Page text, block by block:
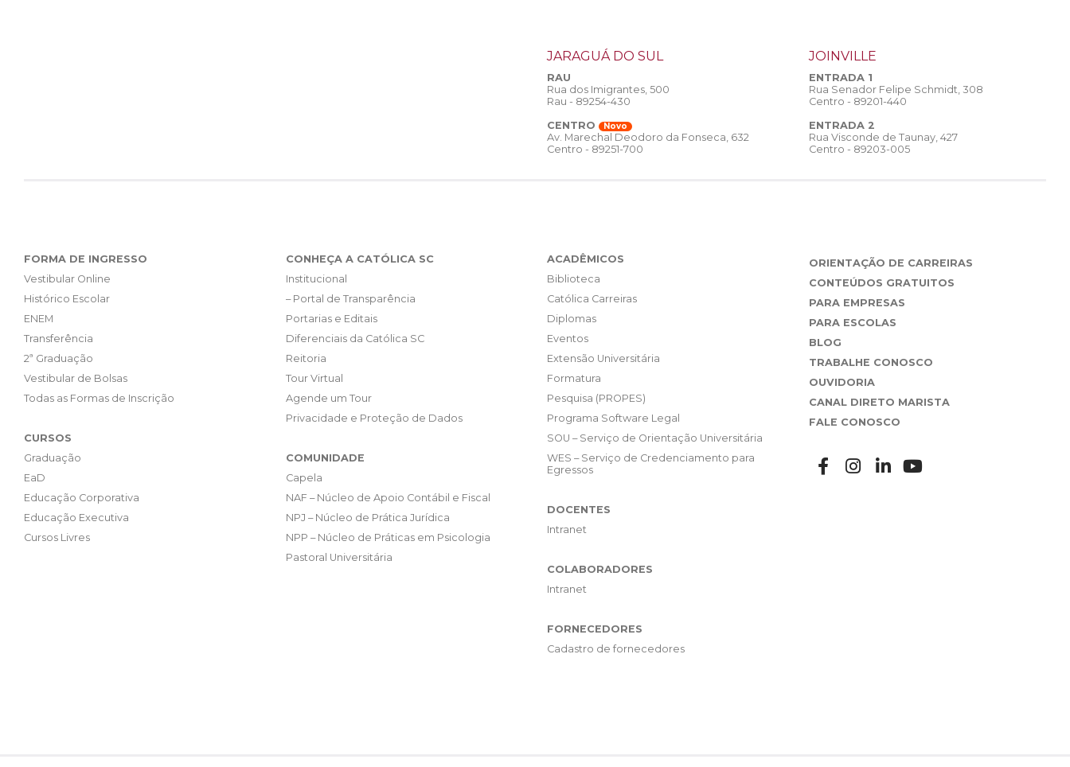
JARAGUÁ DO SUL
RAU
Rua dos Imigrantes, 500
Rau - 89254-430
CENTRO
Novo
Av. Marechal Deodoro da Fonseca, 632
Centro - 89251-700
JOINVILLE
ENTRADA 1
Rua Senador Felipe Schmidt, 308
Centro - 89201-440
ENTRADA 2
Rua Visconde de Taunay, 427
Centro - 89203-005
FORMA DE INGRESSO
Vestibular Online
Histórico Escolar
ENEM
Transferência
2ª Graduação
Vestibular de Bolsas
Todas as Formas de Inscrição
CURSOS
Graduação
EaD
Educação Corporativa
Educação Executiva
Cursos Livres
CONHEÇA A CATÓLICA SC
Institucional
– Portal de Transparência
Portarias e Editais
Diferenciais da Católica SC
Reitoria
Tour Virtual
Agende um Tour
Privacidade e Proteção de Dados
COMUNIDADE
Capela
NAF – Núcleo de Apoio Contábil e Fiscal
NPJ – Núcleo de Prática Jurídica
NPP – Núcleo de Práticas em Psicologia
Pastoral Universitária
ACADÊMICOS
Biblioteca
Católica Carreiras
Diplomas
Eventos
Extensão Universitária
Formatura
Pesquisa (PROPES)
Programa Software Legal
SOU – Serviço de Orientação Universitária
WES – Serviço de Credenciamento para
Egressos
DOCENTES
Intranet
COLABORADORES
Intranet
FORNECEDORES
Cadastro de fornecedores
ORIENTAÇÃO DE CARREIRAS
CONTEÚDOS GRATUITOS
PARA EMPRESAS
PARA ESCOLAS
BLOG
TRABALHE CONOSCO
OUVIDORIA
CANAL DIRETO MARISTA
FALE CONOSCO